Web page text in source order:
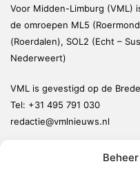
Voor Midden-Limburg (VML)
de omroepen ML5
(Roerdalen), SOL2 (Echt –
Nederweert)
VML is gevestigd op de
Tel: +31 495 791 030
redactie@vmlnieuws.nl